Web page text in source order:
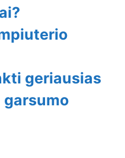
geriausias
garsumo